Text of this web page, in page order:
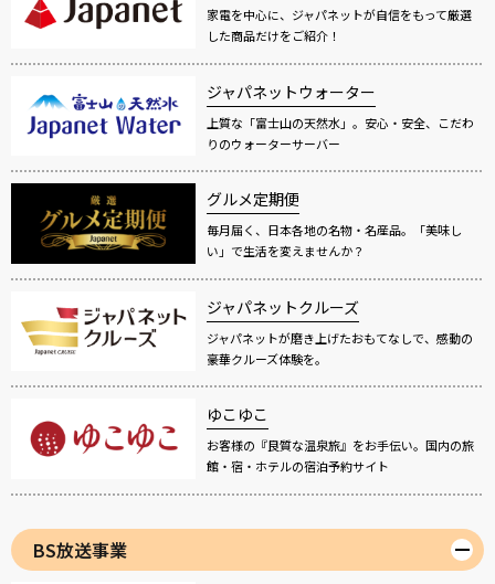
家電を中心に、ジャパネットが自信をもって厳選
した商品だけをご紹介！
ジャパネットウォーター
上質な「富士山の天然水」。安心・安全、こだわ
りのウォーターサーバー
グルメ定期便
毎月届く、日本各地の名物・名産品。「美味し
い」で生活を変えませんか？
ジャパネットクルーズ
ジャパネットが磨き上げたおもてなしで、感動の
豪華クルーズ体験を。
ゆこゆこ
お客様の『良質な温泉旅』をお手伝い。国内の旅
館・宿・ホテルの宿泊予約サイト
BS放送事業